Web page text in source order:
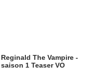
Reginald The Vampire -
saison 1 Teaser VO